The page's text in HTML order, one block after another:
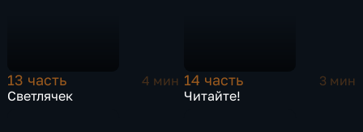
13 часть
4 мин
Светлячек
14 часть
3 мин
Читайте!